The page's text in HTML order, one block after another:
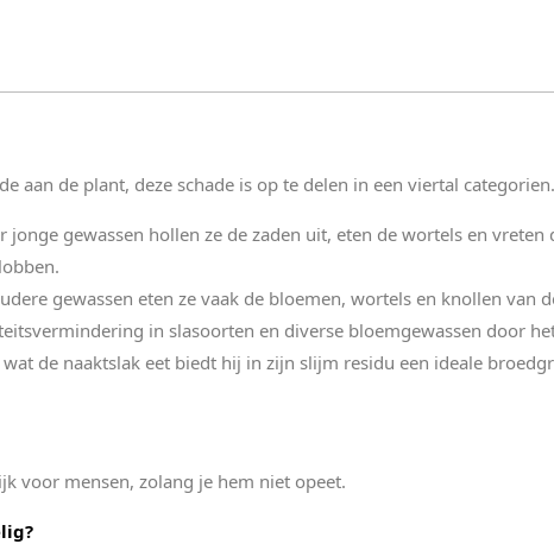
aan de plant, deze schade is op te delen in een viertal categorien.
jonge gewassen hollen ze de zaden uit, eten de wortels en vreten
gewassen eten ze vaak de bloemen, wortels en knollen van
in slasoorten en diverse bloemgewassen door
de naaktslak eet biedt hij in zijn slijm residu een ideale
voor mensen, zolang je hem niet opeet.